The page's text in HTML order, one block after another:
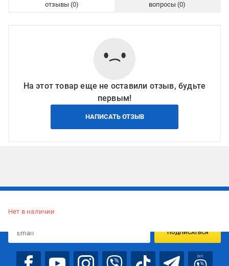
отзывы вопросы
На этот товар еще не оставили отзыв, будьте
первым!
НАПИСАТЬ ОТЗЫВ
Нет в наличии
ПОДПИСАТЬСЯ
bot